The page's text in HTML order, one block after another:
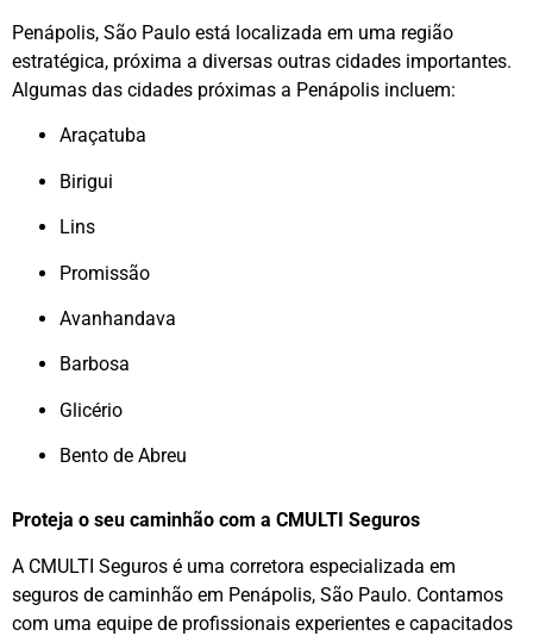
Penápolis, São Paulo está localizada em uma região
estratégica, próxima a diversas outras cidades importantes.
Algumas das cidades próximas a Penápolis incluem:
Araçatuba
Birigui
Lins
Promissão
Avanhandava
Barbosa
Glicério
Bento de Abreu
Proteja o seu caminhão com a CMULTI Seguros
A CMULTI Seguros é uma corretora especializada em
seguros de caminhão em Penápolis, São Paulo. Contamos
com uma equipe de profissionais experientes e capacitados